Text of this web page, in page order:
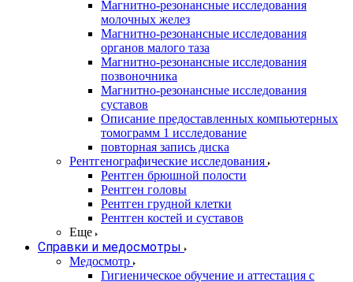
Магнитно-резонансные исследования
молочных желез
Магнитно-резонансные исследования
органов малого таза
Магнитно-резонансные исследования
позвоночника
Магнитно-резонансные исследования
суставов
Описание предоставленных компьютерных
томограмм 1 исследование
повторная запись диска
Рентгенографические исследования
Рентген брюшной полости
Рентген головы
Рентген грудной клетки
Рентген костей и суставов
Еще
Справки и медосмотры
Медосмотр
Гигиеническое обучение и аттестация с